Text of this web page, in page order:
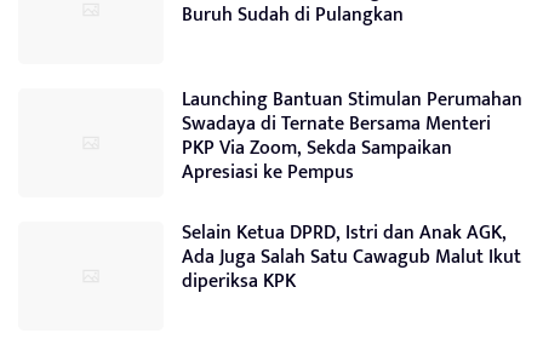
Buruh Sudah di Pulangkan
Launching Bantuan Stimulan Perumahan
Swadaya di Ternate Bersama Menteri
PKP Via Zoom, Sekda Sampaikan
Apresiasi ke Pempus
Selain Ketua DPRD, Istri dan Anak AGK,
Ada Juga Salah Satu Cawagub Malut Ikut
diperiksa KPK